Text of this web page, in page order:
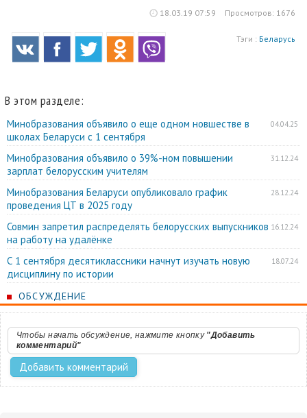
18.03.19 07:59 Просмотров: 1676
Тэги : Беларусь
В этом разделе:
04.04.25
Минобразования объявило о еще одном новшестве в
школах Беларуси с 1 сентября
31.12.24
Минобразования объявило о 39%-ном повышении
зарплат белорусским учителям
28.12.24
Минобразования Беларуси опубликовало график
проведения ЦТ в 2025 году
16.12.24
Совмин запретил распределять белорусских выпускников
на работу на удалёнке
18.07.24
С 1 сентября десятиклассники начнут изучать новую
дисциплину по истории
ОБСУЖДЕНИЕ
Чтобы начать обсуждение, нажмите кнопку "Добавить
комментарий"